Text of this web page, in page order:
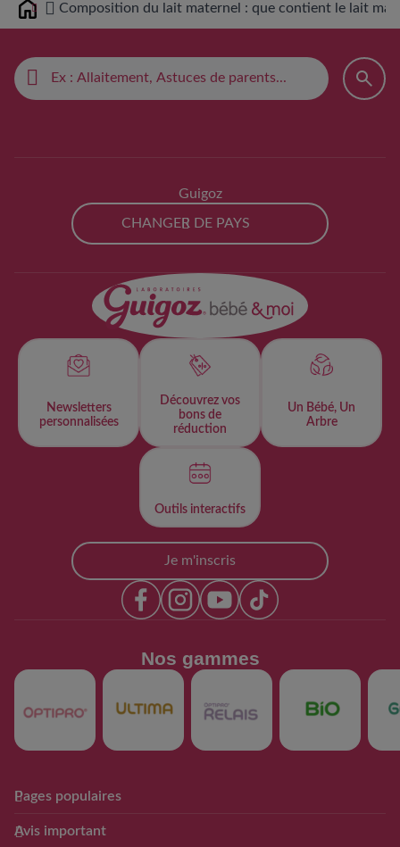
Home Composition du lait maternel : que contient le lait
Guigoz
CHANGER DE PAYS
Newsletters
personnalisées​
Découvrez vos
bons de
réduction
Un Bébé, Un
Arbre
Outils interactifs​
Je m'inscris
Nos gammes​
Pages populaires
Avantage Club bébé & moi
Avis important